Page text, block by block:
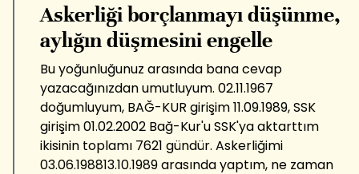
Askerliği borçlanmayı düşünme,
aylığın düşmesini engelle
Bu yoğunluğunuz arasında bana cevap
yazacağınızdan umutluyum. 02.11.1967
doğumluyum, BAĞ-KUR girişim 11.09.1989, SSK
girişim 01.02.2002 Bağ-Kur'u SSK'ya aktarttım
ikisinin toplamı 7621 gündür. Askerliğimi
03.06.198813.10.1989 arasında yaptım, ne zaman